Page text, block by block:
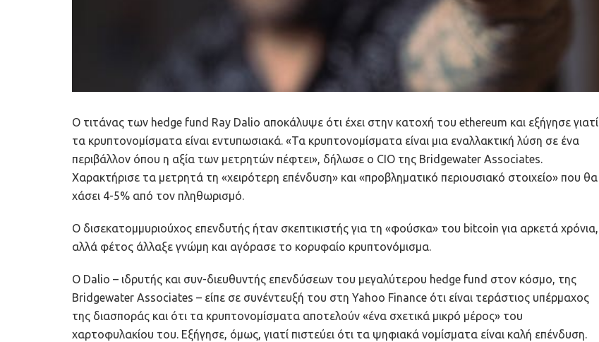
Ο τιτάνας των hedge fund Ray Dalio αποκάλυψε ότι έχει στην κατοχή του ethereum και εξήγησε γιατί
τα κρυπτονομίσματα είναι εντυπωσιακά. «Τα κρυπτονομίσματα είναι μια εναλλακτική λύση σε ένα
περιβάλλον όπου η αξία των μετρητών πέφτει», δήλωσε ο CIO της Bridgewater Associates.
Χαρακτήρισε τα μετρητά τη «χειρότερη επένδυση» και «προβληματικό περιουσιακό στοιχείο» που θα
χάσει 4-5% από τον πληθωρισμό.
O δισεκατομμυριούχος επενδυτής ήταν σκεπτικιστής για τη «φούσκα» του bitcoin για αρκετά χρόνια,
αλλά φέτος άλλαξε γνώμη και αγόρασε το κορυφαίο κρυπτονόμισμα.
Ο Dalio – ιδρυτής και συν-διευθυντής επενδύσεων του μεγαλύτερου hedge fund στον κόσμο, της
Bridgewater Associates – είπε σε συνέντευξή του στη Yahoo Finance ότι είναι τεράστιος υπέρμαχος
της διασποράς και ότι τα κρυπτονομίσματα αποτελούν «ένα σχετικά μικρό μέρος» του
χαρτοφυλακίου του. Εξήγησε, όμως, γιατί πιστεύει ότι τα ψηφιακά νομίσματα είναι καλή επένδυση.